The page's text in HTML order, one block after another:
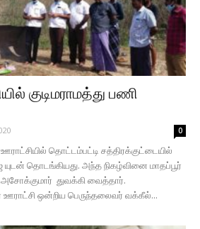
குடிமராமத்து பணி
0
ஊராட்சியில் தொட்டம்பட்டி சத்திரக்குட்டையில்
யுடன் தொடங்கியது. அந்த நிகழ்வினை மாதப்பூர்
துவக்கி வைத்தார்.
ஊராட்சி ஒன்றிய பெருந்தலைவர் வக்கீல்...